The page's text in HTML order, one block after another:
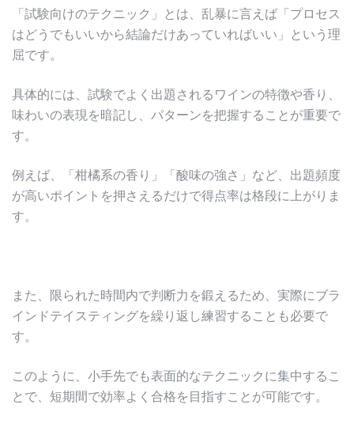
「試験向けのテクニック」とは、乱暴に言えば「プロセス
はどうでもいいから結論だけあっていればいい」という理
屈です。
具体的には、試験でよく出題されるワインの特徴や香り、
味わいの表現を暗記し、パターンを把握することが重要で
す。
例えば、「柑橘系の香り」「酸味の強さ」など、出題頻度
が高いポイントを押さえるだけで得点率は格段に上がりま
す。
また、限られた時間内で判断力を鍛えるため、実際にブラ
インドテイスティングを繰り返し練習することも必要で
す。
このように、小手先でも表面的なテクニックに集中するこ
とで、短期間で効率よく合格を目指すことが可能です。